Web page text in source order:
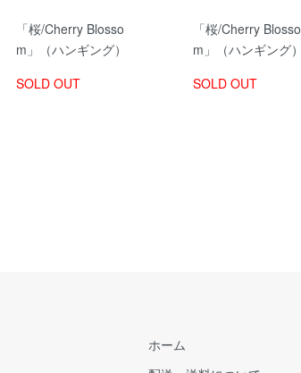
「桜/Cherry Blosso
m」（ハンギング）
SOLD OUT
「桜/Cherry Blosso
m」（ハンギング）
SOLD OUT
ホーム